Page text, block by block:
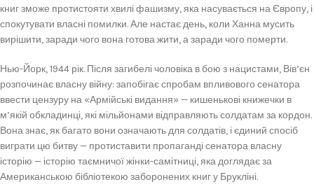
книг зможе протистояти хвилі фашизму, яка насувається на Європу, і
спокутувати власні помилки. Але настає день, коли Ханна мусить
вирішити, заради чого вона готова жити, а заради чого померти.
Нью-Йорк, 1944 рік. Після загибелі чоловіка в бою з нацистами, Вів’єн
розпочинає власну війну: запобігає спробам впливового сенатора
ввести цензуру на «Армійські видання» — кишенькові книжечки в
м’якій обкладинці, які мільйонами відправляють солдатам за кордон.
Вона знає, як багато вони означають для солдатів, і єдиний спосіб
виграти цю битву — протиставити пропаганді сенатора власну
історію — історію таємничої жінки-самітниці, яка доглядає за
Американською бібліотекою заборонених книг у Брукліні.